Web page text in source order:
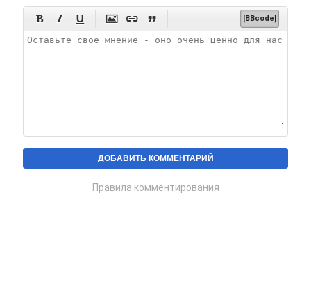
      [BBcode]
Правила комментирования